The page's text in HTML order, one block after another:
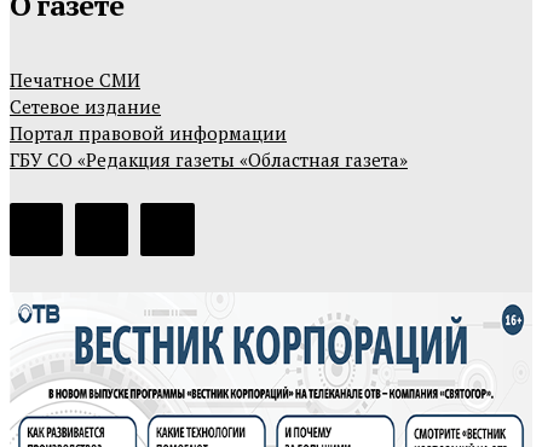
Печатное СМИ
Сетевое издание
Портал правовой информации
ГБУ СО «Редакция газеты «Областная газета»